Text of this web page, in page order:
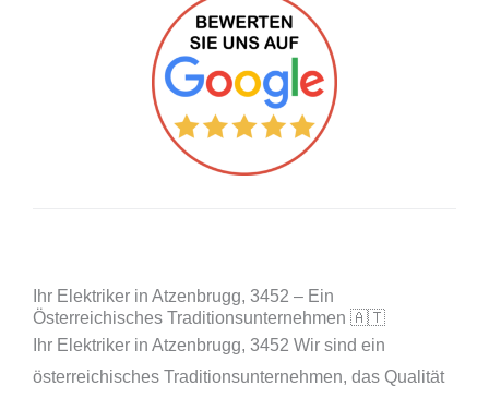
Ihr Elektriker in Atzenbrugg, 3452 – Ein
Österreichisches Traditionsunternehmen 🇦🇹
Ihr Elektriker in Atzenbrugg, 3452 Wir sind ein
österreichisches Traditionsunternehmen, das Qualität